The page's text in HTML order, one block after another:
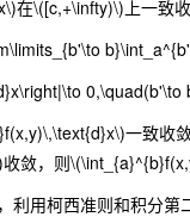
在\([c,+\infty)\)上一致
0,\quad(b'\to
一致收
敛，则
用柯西准则和积分第